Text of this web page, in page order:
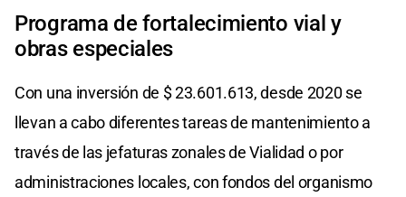
Programa de fortalecimiento vial y
obras especiales
Con una inversión de $ 23.601.613, desde 2020 se
llevan a cabo diferentes tareas de mantenimiento a
través de las jefaturas zonales de Vialidad o por
administraciones locales, con fondos del organismo